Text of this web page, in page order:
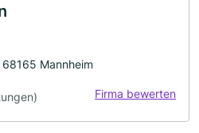
Mannheim
Firma bewerten